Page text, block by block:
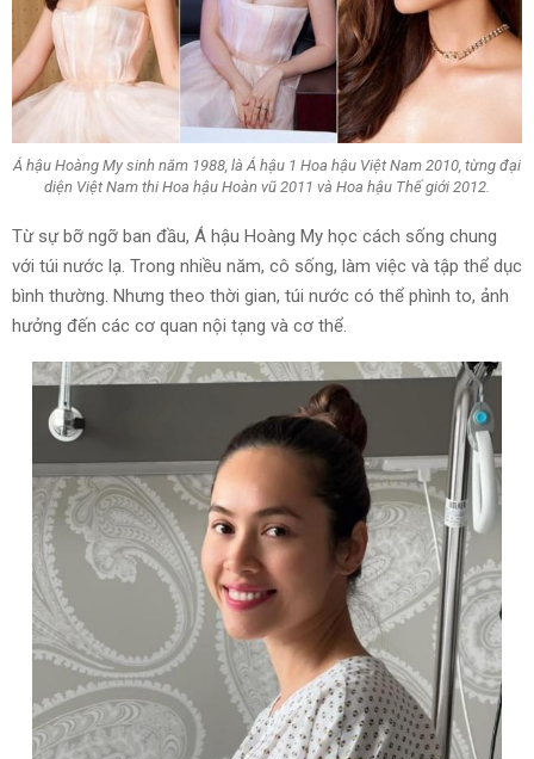
Á hậu Hoàng My sinh năm 1988, là Á hậu 1 Hoa hậu Việt Nam 2010, từng đại
diện Việt Nam thi Hoa hậu Hoàn vũ 2011 và Hoa hậu Thế giới 2012.
Từ sự bỡ ngỡ ban đầu, Á hậu Hoàng My học cách sống chung
với túi nước lạ. Trong nhiều năm, cô sống, làm việc và tập thể dục
bình thường. Nhưng theo thời gian, túi nước có thể phình to, ảnh
hưởng đến các cơ quan nội tạng và cơ thể.